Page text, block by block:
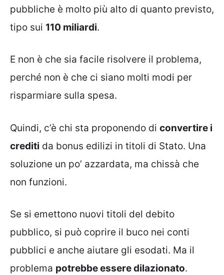
pubbliche è molto più alto di quanto previsto,
tipo sui 110 miliardi.
E non è che sia facile risolvere il problema,
perché non è che ci siano molti modi per
risparmiare sulla spesa.
Quindi, c’è chi sta proponendo di convertire i
crediti da bonus edilizi in titoli di Stato. Una
soluzione un po’ azzardata, ma chissà che
non funzioni.
Se si emettono nuovi titoli del debito
pubblico, si può coprire il buco nei conti
pubblici e anche aiutare gli esodati. Ma il
problema potrebbe essere dilazionato.